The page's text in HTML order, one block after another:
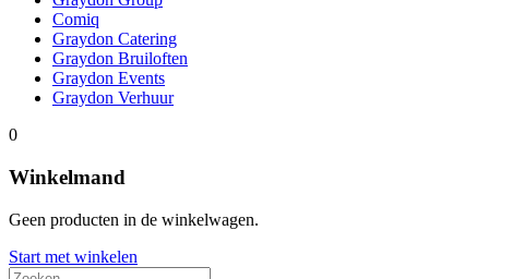
Comiq
Graydon Catering
Graydon Bruiloften
Graydon Events
Graydon Verhuur
0
Winkelmand
Geen producten in de winkelwagen.
Start met winkelen